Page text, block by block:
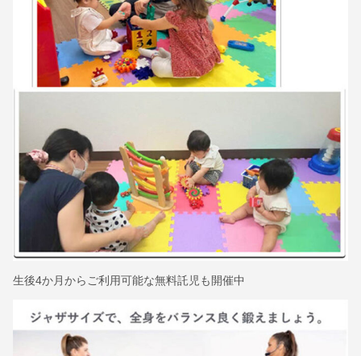
生後4か月からご利用可能な無料託児も開催中